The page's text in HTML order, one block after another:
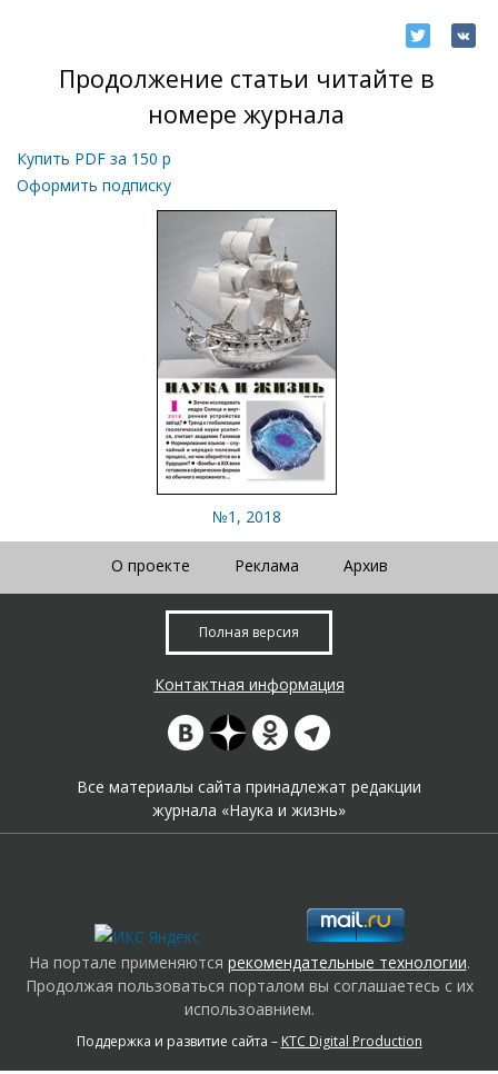
Продолжение статьи читайте в
номере журнала
Купить PDF за 150 р
Оформить подписку
№1, 2018
О проекте Реклама Архив
Полная версия
Контактная информация
Все материалы сайта принадлежат редакции
журнала «Наука и жизнь»
На портале применяются рекомендательные технологии.
Продолжая пользоваться порталом вы соглашаетесь с их
использоавнием.
Поддержка и развитие сайта – KTC Digital Production